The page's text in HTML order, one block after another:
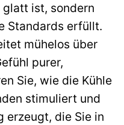
ist, sondern
Standards erfüllt.
mühelos über
purer,
Sie, wie die Kühle
stimuliert und
erzeugt, die Sie in